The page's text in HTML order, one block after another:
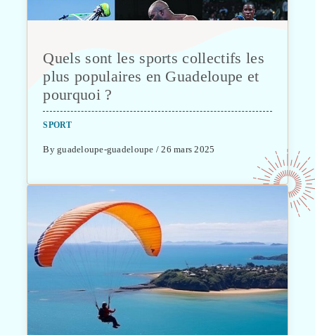
Quels sont les sports collectifs les
plus populaires en Guadeloupe et
pourquoi ?
SPORT
By guadeloupe-guadeloupe / 26 mars 2025